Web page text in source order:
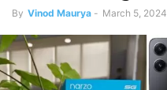
By Vinod Maurya - March 5, 2024